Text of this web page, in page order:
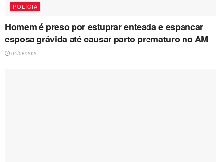
POLÍCIA
Homem é preso por estuprar enteada e espancar
esposa grávida até causar parto prematuro no AM
04/08/2026